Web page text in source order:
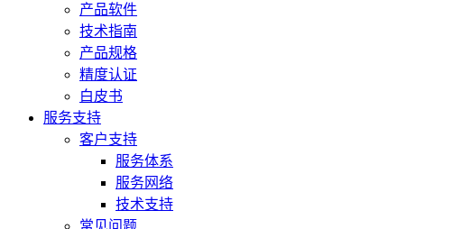
产品软件
技术指南
产品规格
精度认证
白皮书
服务支持
客户支持
服务体系
服务网络
技术支持
常见问题